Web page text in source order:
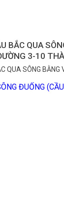
BẮC QUA
3-10
QUA SÔNG BẰNG